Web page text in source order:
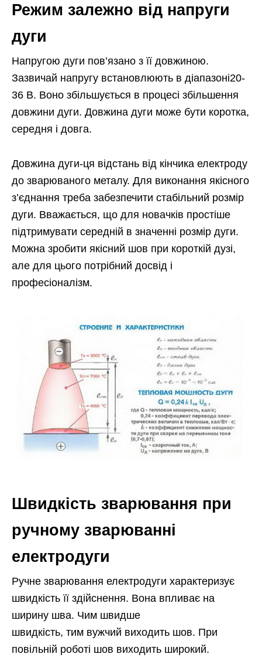
Режим залежно від напруги
дуги
Напругою дуги пов’язано з її довжиною.
Зазвичай напругу встановлюють в діапазоні20-
36 В. Воно збільшується в процесі збільшення
довжини дуги. Довжина дуги може бути коротка,
середня і довга.
Довжина дуги-ця відстань від кінчика електроду
до зварюваного металу. Для виконання якісного
з’єднання треба забезпечити стабільний розмір
дуги. Вважається, що для новачків простіше
підтримувати середній в значенні розмір дуги.
Можна зробити якісний шов при короткій дузі,
але для цього потрібний досвід і
професіоналізм.
Швидкість зварювання при
ручному зварюванні
електродуги
Ручне зварювання електродуги характеризує
швидкість її здійснення. Вона впливає на
ширину шва. Чим швидше
швидкість, тим вужчий виходить шов. При
повільній роботі шов виходить широкий.